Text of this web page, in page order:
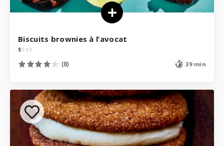
Biscuits brownies à l’avocat
$$ $$
(8) 39 min